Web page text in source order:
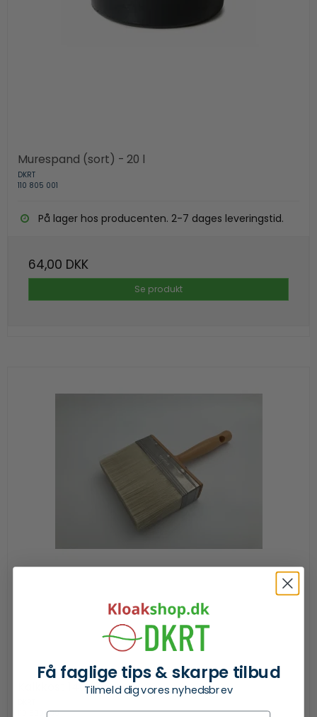
Murespand (sort) - 20 l
DKRT
110 805 001
På lager hos producenten. 2-7 dages leveringstid.
64,00 DKK
Se produkt
Kalkkost 140 x 40 mm
110 800 430
Få faglige tips & skarpe tilbud
Tilmeld dig vores nyhedsbrev